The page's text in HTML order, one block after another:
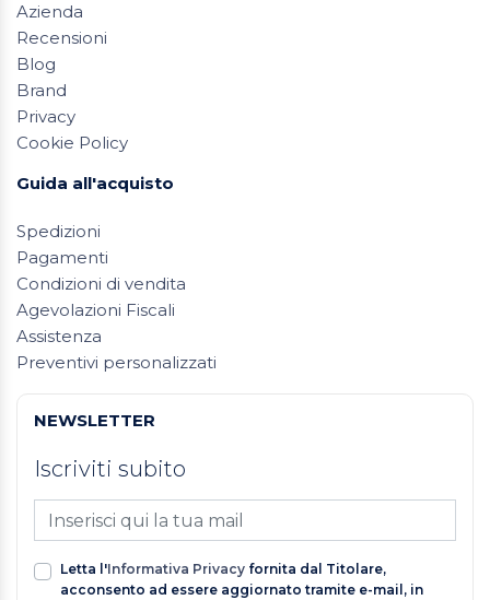
Azienda
Recensioni
Blog
Brand
Privacy
Cookie Policy
Guida all'acquisto
Spedizioni
Pagamenti
Condizioni di vendita
Agevolazioni Fiscali
Assistenza
Preventivi personalizzati
NEWSLETTER
Iscriviti subito
Letta l'Informativa Privacy fornita dal Titolare,
acconsento ad essere aggiornato tramite e-mail, in